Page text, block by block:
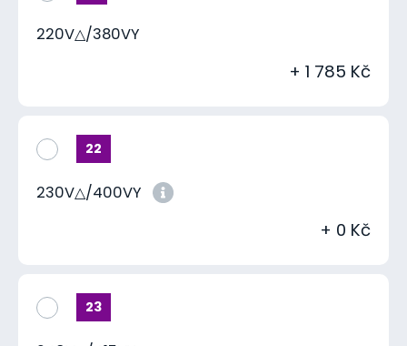
220V△/380VY
+ 1 785 Kč
22
230V△/400VY
+ 0 Kč
23